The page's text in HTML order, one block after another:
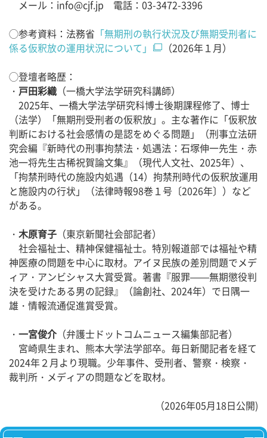
メール：info@cjf.jp 電話：03-3472-3396
◯参考資料：法務省 「無期刑の執行状況及び無期受刑者に
係る仮釈放の運用状況について」
（2026年１月）
◯登壇者略歴：
・ 戸田彩織 （一橋大学法学研究科講師）
2025年、一橋大学法学研究科博士後期課程修了、博士
（法学）「無期刑受刑者の仮釈放」。主な著作に「仮釈放
判断における社会感情の是認をめぐる問題」（刑事立法研
究会編『新時代の刑事拘禁法・処遇法：石塚伸一先生・赤
池一将先生古稀祝賀論文集』（現代人文社、2025年）、
「拘禁刑時代の施設内処遇（14）拘禁刑時代の仮釈放運用
と施設内の行状」（法律時報98巻１号〔2026年〕）など
がある。
・ 木原育子 （東京新聞社会部記者）
社会福祉士、精神保健福祉士。特別報道部では福祉や精
神医療の問題を中心に取材。アイヌ民族の差別問題でメデ
ィア・アンビシャス大賞受賞。著書『服罪——無期懲役判
決を受けたある男の記録』（論創社、2024年）で日隅一
雄・情報流通促進賞受賞。
・ 一宮俊介 （弁護士ドットコムニュース編集部記者）
宮崎県生まれ、熊本大学法学部卒。毎日新聞記者を経て
2024年２月より現職。少年事件、受刑者、警察・検察・
裁判所・メディアの問題などを取材。
（2026年05月18日公開)